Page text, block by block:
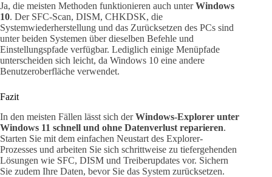
Ja, die meisten Methoden funktionieren auch unterWindows
10. Der SFC-Scan, DISM, CHKDSK, die
Systemwiederherstellung und das Zurücksetzen des PCs sind
unter beiden Systemen über dieselben Befehle und
Einstellungspfade verfügbar. Lediglich einige Menüpfade
unterscheiden sich leicht, da Windows 10 eine andere
Benutzeroberfläche verwendet.
Fazit
In den meisten Fällen lässt sich derWindows-Explorer unter
Windows 11 schnell und ohne Datenverlust reparieren.
Starten Sie mit dem einfachen Neustart des Explorer-
Prozesses und arbeiten Sie sich schrittweise zu tiefergehenden
Lösungen wie SFC, DISM und Treiberupdates vor. Sichern
Sie zudem Ihre Daten, bevor Sie das System zurücksetzen.